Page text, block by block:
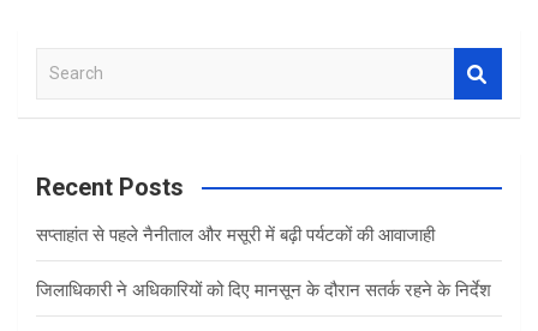
a
c
Recent Posts
सप्ताहांत से पहले नैनीताल और मसूरी में बढ़ी पर्यटकों की आवाजाही
जिलाधिकारी ने अधिकारियों को दिए मानसून के दौरान सतर्क रहने के निर्देश